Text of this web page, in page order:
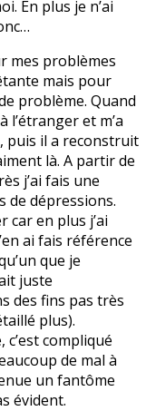
En plus je n’ai
mes problèmes
mais pour
problème. Quand
l’étranger et m’a
puis il a reconstruit
là. A partir de
j’ai fais une
de dépressions.
car en plus j’ai
ai fais référence
que je
juste
des fins pas très
plus).
compliqué
de mal à
un fantôme
évident.